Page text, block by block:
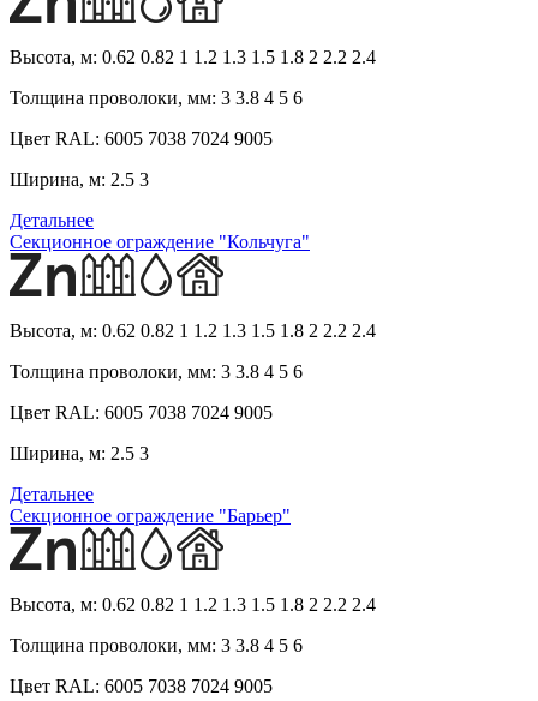
Высота, м: 0.62 0.82 1 1.2 1.3 1.5 1.8 2 2.2 2.4
Толщина проволоки, мм: 3 3.8 4 5 6
Цвет RAL: 6005 7038 7024 9005
Ширина, м: 2.5 3
Детальнее
Секционное ограждение "Кольчуга"
Высота, м: 0.62 0.82 1 1.2 1.3 1.5 1.8 2 2.2 2.4
Толщина проволоки, мм: 3 3.8 4 5 6
Цвет RAL: 6005 7038 7024 9005
Ширина, м: 2.5 3
Детальнее
Секционное ограждение "Барьер"
Высота, м: 0.62 0.82 1 1.2 1.3 1.5 1.8 2 2.2 2.4
Толщина проволоки, мм: 3 3.8 4 5 6
Цвет RAL: 6005 7038 7024 9005